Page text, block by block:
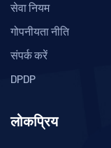
सेवा नियम
गोपनीयता नीति
संपर्क करें
DPDP
लोकप्रिय